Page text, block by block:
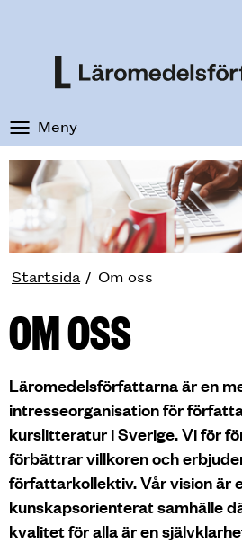
Meny
Startsida Om oss
OM OSS
Läromedelsförfattarna är en
intresseorganisation för
kurslitteratur i Sverige. Vi för
förbättrar villkoren och
författarkollektiv. Vår vision är
kunskapsorienterat samhälle
kvalitet för alla är en